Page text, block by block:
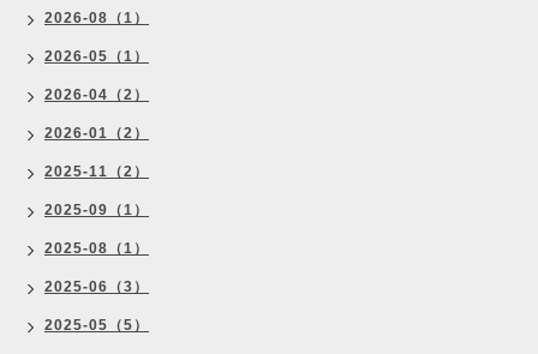
2026-08（1）
2026-05（1）
2026-04（2）
2026-01（2）
2025-11（2）
2025-09（1）
2025-08（1）
2025-06（3）
2025-05（5）